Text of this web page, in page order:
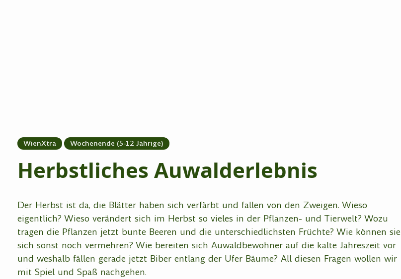
WienXtra Wochenende (5-12 Jährige)
Herbstliches Auwalderlebnis
Der Herbst ist da, die Blätter haben sich verfärbt und fallen von den Zweigen. Wieso
eigentlich? Wieso verändert sich im Herbst so vieles in der Pflanzen- und Tierwelt? Wozu
tragen die Pflanzen jetzt bunte Beeren und die unterschiedlichsten Früchte? Wie können sie
sich sonst noch vermehren? Wie bereiten sich Auwaldbewohner auf die kalte Jahreszeit vor
und weshalb fällen gerade jetzt Biber entlang der Ufer Bäume? All diesen Fragen wollen wir
mit Spiel und Spaß nachgehen.